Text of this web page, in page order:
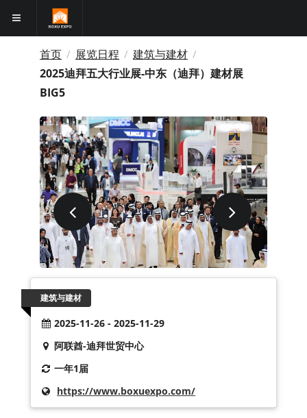
首页 / 展览日程 / 建筑与建材 /
2025迪拜五大行业展-中东（迪拜）建材展
BIG5
建筑与建材
2025-11-26 - 2025-11-29
阿联酋-迪拜世贸中心
一年1届
https://www.boxuexpo.com/